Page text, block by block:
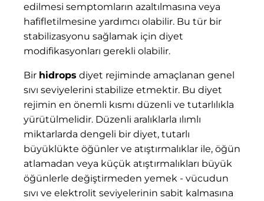
edilmesi semptomların azaltılmasına veya
hafifletilmesine yardımcı olabilir. Bu tür bir
stabilizasyonu sağlamak için diyet
modifikasyonları gerekli olabilir.
Bir hidrops diyet rejiminde amaçlanan genel
sıvı seviyelerini stabilize etmektir. Bu diyet
rejimin en önemli kısmı düzenli ve tutarlılıkla
yürütülmelidir. Düzenli aralıklarla ılımlı
miktarlarda dengeli bir diyet, tutarlı
büyüklükte öğünler ve atıştırmalıklar ile, öğün
atlamadan veya küçük atıştırmalıkları büyük
öğünlerle değiştirmeden yemek - vücudun
sıvı ve elektrolit seviyelerinin sabit kalmasına